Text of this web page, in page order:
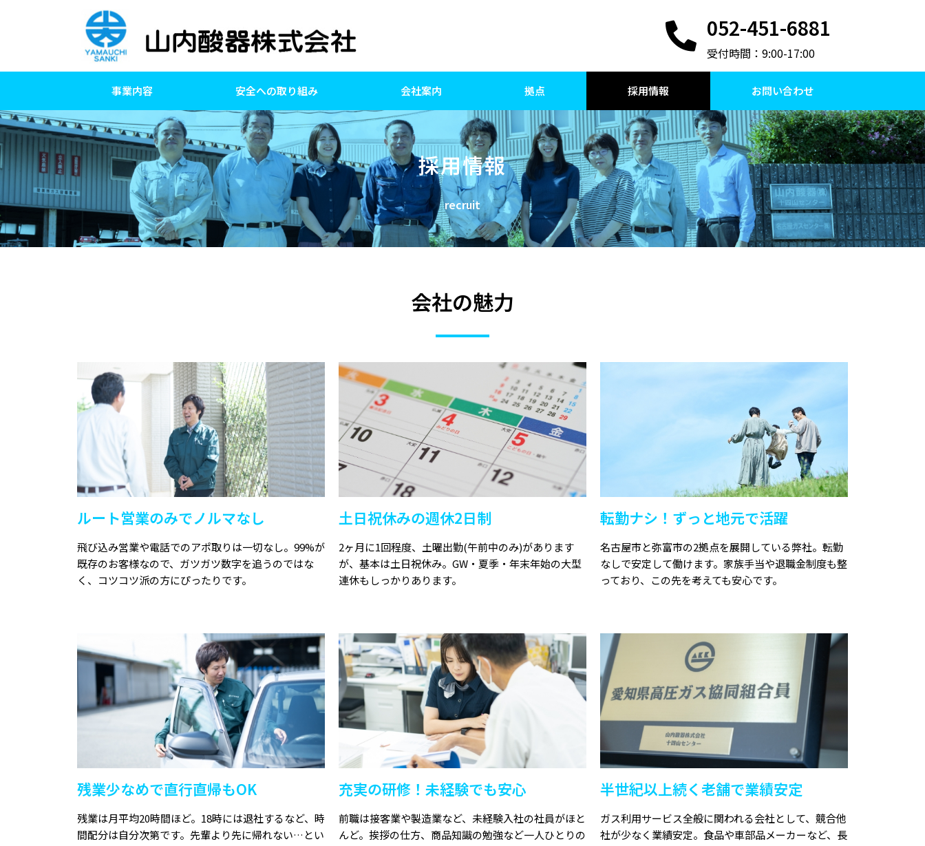
052-451-6881
受付時間：9:00-17:00
事業内容 安全への取り組み 会社案内 拠点 採用情報 お問い合わせ
採用情報
recruit
会社の魅力
ルート営業のみでノルマなし
飛び込み営業や電話でのアポ取りは一切なし。99%が
既存のお客様なので、ガツガツ数字を追うのではな
く、コツコツ派の方にぴったりです。
土日祝休みの週休2日制
2ヶ月に1回程度、土曜出勤(午前中のみ)があります
が、基本は土日祝休み。GW・夏季・年末年始の大型
連休もしっかりあります。
転勤ナシ！ずっと地元で活躍
名古屋市と弥富市の2拠点を展開している弊社。転勤
なしで安定して働けます。家族手当や退職金制度も整
っており、この先を考えても安心です。
残業少なめで直行直帰もOK
残業は月平均20時間ほど。18時には退社するなど、時
間配分は自分次第です。先輩より先に帰れない…とい
充実の研修！未経験でも安心
前職は接客業や製造業など、未経験入社の社員がほと
んど。挨拶の仕方、商品知識の勉強など一人ひとりの
半世紀以上続く老舗で業績安定
ガス利用サービス全般に関われる会社として、競合他
社が少なく業績安定。食品や車部品メーカーなど、長